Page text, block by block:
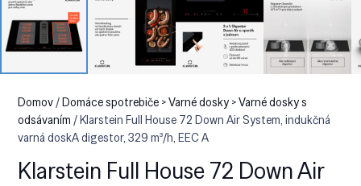
Domov/Domáce spotrebiče > Varné dosky > Varné dosky s
odsávaním / Klarstein Full House 72 Down Air System, indukčná
varná doskA digestor, 329 m³/h, EEC A
Klarstein Full House 72 Down Air